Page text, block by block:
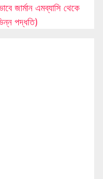
জার্মান এমব্যাসি থেকে
পদ্ধতি)